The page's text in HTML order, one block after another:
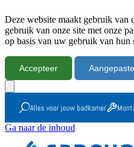
Deze website maakt gebruik van
gebruik van onze site met onze
op basis van uw gebruik van
Accepteer
Alles voor jouw badkamer
Ga naar de inhoud